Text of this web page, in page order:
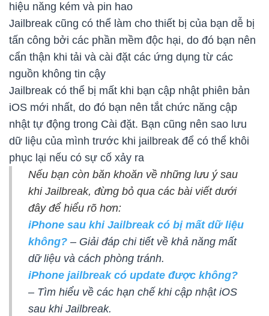
hiệu năng kém và pin hao
Jailbreak cũng có thể làm cho thiết bị của bạn dễ bị
tấn công bởi các phần mềm độc hại, do đó bạn nên
cẩn thận khi tải và cài đặt các ứng dụng từ các
nguồn không tin cậy
Jailbreak có thể bị mất khi bạn cập nhật phiên bản
iOS mới nhất, do đó bạn nên tắt chức năng cập
nhật tự động trong Cài đặt. Bạn cũng nên sao lưu
dữ liệu của mình trước khi jailbreak để có thể khôi
phục lại nếu có sự cố xảy ra
Nếu bạn còn băn khoăn về những lưu ý sau
khi Jailbreak, đừng bỏ qua các bài viết dưới
đây để hiểu rõ hơn:
iPhone sau khi Jailbreak có bị mất dữ liệu
không? – Giải đáp chi tiết về khả năng mất
dữ liệu và cách phòng tránh.
iPhone jailbreak có update được không?
– Tìm hiểu về các hạn chế khi cập nhật iOS
sau khi Jailbreak.